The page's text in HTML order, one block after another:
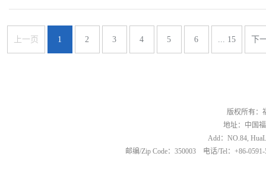
上一页 1 2 3 4 5 6 ... 15 下
版权所有：
地址：中国
Add：NO.84,
邮编/Zip Code：350003 电话/Tel：+86-